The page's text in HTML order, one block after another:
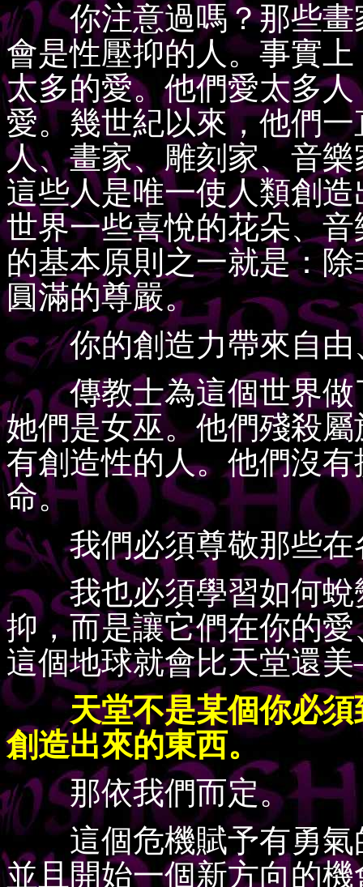
你注意過嗎？那些畫
會是性壓抑的人。事實
太多的愛。他們愛太多
愛。幾世紀以來，他們
人、畫家、雕刻家、音
這些人是唯一使人類創
世界一些喜悅的花朵、
的基本原則之一就是：
圓滿的尊嚴。
你的創造力帶來自由
傳教士為這個世界做
她們是女巫。他們殘殺
有創造性的人。他們沒
命。
我們必須尊敬那些在
我也必須學習如何蛻
抑，而是讓它們在你的
這個地球就會比天堂還
天堂不是某個你必
創造出來的東西。
那依我們而定。
這個危機賦予有勇氣
並且開始一個新方向的